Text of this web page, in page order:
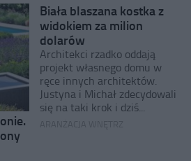
Biała blaszana kostka z
widokiem za milion
dolarów
Architekci rzadko oddają
projekt własnego domu w
ręce innych architektów.
Justyna i Michał zdecydowali
się na taki krok i dziś...